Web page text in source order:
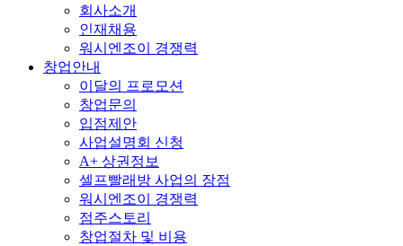
회사소개
인재채용
워시엔조이 경쟁력
창업안내
이달의 프로모션
창업문의
입점제안
사업설명회 신청
A+ 상권정보
셀프빨래방 사업의 장점
워시엔조이 경쟁력
점주스토리
창업절차 및 비용